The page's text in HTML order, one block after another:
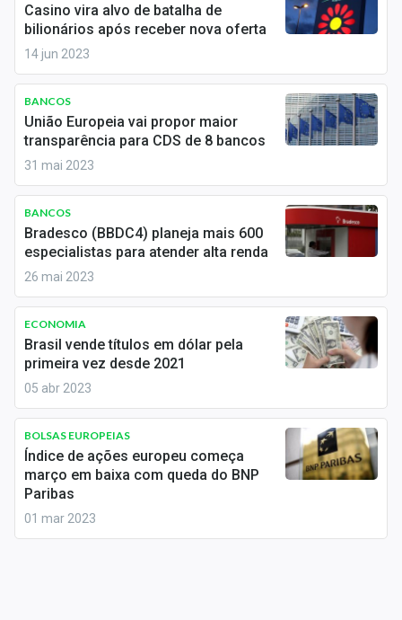
Money Trader
Colunas
Especiais
Internacional
Marketing
Tecnologia
Conteúdo de Marca
Sobre
Expediente
Contato
Casino vira alvo de batalha de
bilionários após receber nova oferta
14 jun 2023
BANCOS
União Europeia vai propor maior
transparência para CDS de 8 bancos
31 mai 2023
BANCOS
Bradesco (BBDC4) planeja mais 600
especialistas para atender alta renda
26 mai 2023
ECONOMIA
Brasil vende títulos em dólar pela
primeira vez desde 2021
05 abr 2023
BOLSAS EUROPEIAS
Índice de ações europeu começa
março em baixa com queda do BNP
Paribas
01 mar 2023